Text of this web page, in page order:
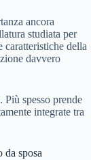
ancora
studiata per
caratteristiche della
davvero
Più spesso prende
integrate tra
da sposa